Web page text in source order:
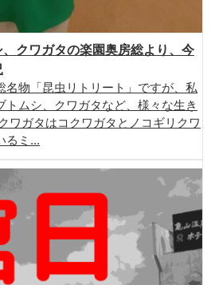
、クワガタの楽園奥房総より、今
名物「昆虫リトリート」ですが、私
トムシ、クワガタなど、様々な生き
ワガタはコクワガタとノコギリクワ
るミ...